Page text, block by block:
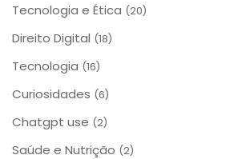
Tecnologia e Ética (20)
Direito Digital (18)
Tecnologia (16)
Curiosidades (6)
Chatgpt use (2)
Saúde e Nutrição (2)